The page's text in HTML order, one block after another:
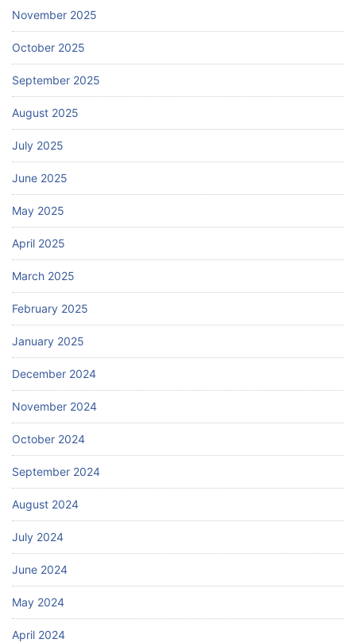
November 2025
October 2025
September 2025
August 2025
July 2025
June 2025
May 2025
April 2025
March 2025
February 2025
January 2025
December 2024
November 2024
October 2024
September 2024
August 2024
July 2024
June 2024
May 2024
April 2024